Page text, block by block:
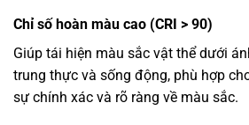
Chỉ số hoàn màu cao (CRI > 90)
Giúp tái hiện màu sắc vật thể dưới
trung thực và sống động, phù hợp
sự chính xác và rõ ràng về màu sắc.